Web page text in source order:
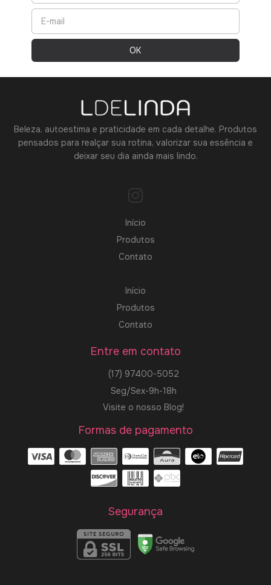
Beleza, autoestima e praticidade em cada detalhe. Produtos
pensados para realçar sua rotina, valorizar sua essência e
deixar seu dia ainda mais lindo.
Início
Produtos
Contato
Início
Produtos
Contato
Entre em contato
(17) 97400-5052
Seg/Sex-9h-18h
Visite o nosso Blog!
Formas de pagamento
Segurança